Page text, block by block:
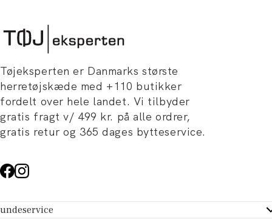
Tøjeksperten er Danmarks største
herretøjskæde med +110 butikker
fordelt over hele landet. Vi tilbyder
gratis fragt v/ 499 kr. på alle ordrer,
gratis retur og 365 dages bytteservice.